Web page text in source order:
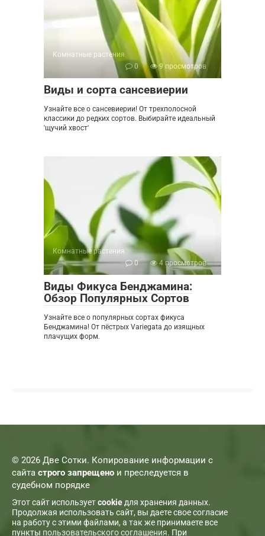
Комнатные растения
0
9 просмотров
Виды и сорта сансевиерии
Узнайте все о сансевиерии! От трехполосной
классики до редких сортов. Выбирайте идеальный
'щучий хвост'
Комнатные растения
0
4 просмотров
Виды Фикуса Бенджамина:
Обзор Популярных Сортов
Узнайте все о популярных сортах фикуса
Бенджамина! От пёстрых Variegata до изящных
плачущих форм.
© 2026 Две Сотки. Копирование информации с
сайта строго запрещено и преследуется в
судебном порядке
Этот сайт используетcookie для хранения данных.
Продолжая использовать сайт, вы даете свое согласие
на работу с этими файлами, а так же принимаете все
пункты пользовательского соглашения. При